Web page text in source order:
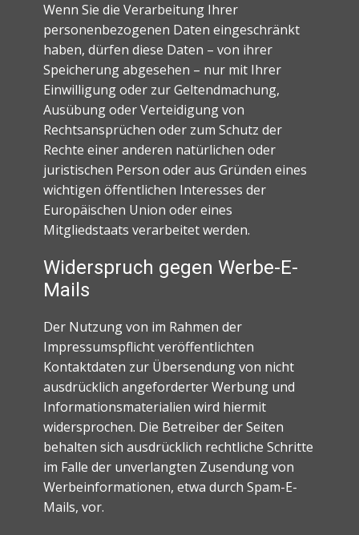
Wenn Sie die Verarbeitung Ihrer
personenbezogenen Daten eingeschränkt
haben, dürfen diese Daten – von ihrer
Speicherung abgesehen – nur mit Ihrer
Einwilligung oder zur Geltendmachung,
Ausübung oder Verteidigung von
Rechtsansprüchen oder zum Schutz der
Rechte einer anderen natürlichen oder
juristischen Person oder aus Gründen eines
wichtigen öffentlichen Interesses der
Europäischen Union oder eines
Mitgliedstaats verarbeitet werden.
Widerspruch gegen Werbe-E-
Mails
Der Nutzung von im Rahmen der
Impressumspflicht veröffentlichten
Kontaktdaten zur Übersendung von nicht
ausdrücklich angeforderter Werbung und
Informationsmaterialien wird hiermit
widersprochen. Die Betreiber der Seiten
behalten sich ausdrücklich rechtliche Schritte
im Falle der unverlangten Zusendung von
Werbeinformationen, etwa durch Spam-E-
Mails, vor.